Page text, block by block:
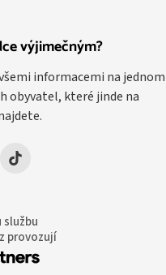
výjimečným?
informacemi na jednom
obyvatel, které jinde na
provozují